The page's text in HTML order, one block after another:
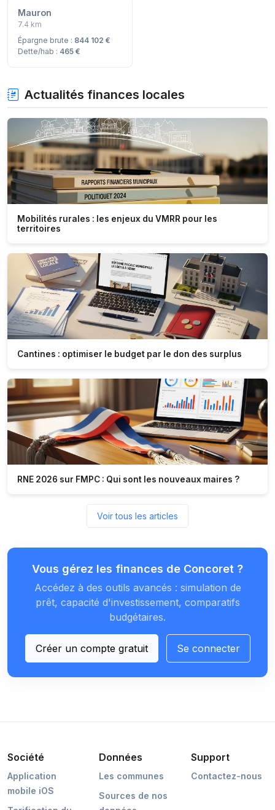
Mauron
7.4 km
Épargne brute : 844 102 €
Dette/hab : 465 €
Actualités finances locales
Mobilités rurales : les enjeux du VMRR pour les
territoires
Cantines : optimiser le budget par le don des surplus
RNE 2026 sur FMPC : Qui sont les nouveaux maires ?
Voir tous les articles
Vous gérez les finances de Concoret ?
Accédez à des outils avancés : simulation de
prêt, capacité d'investissement, comparatifs
budgétaires.
Créer un compte gratuit Se connecter
Société
Application
mobile iOS
Données
Les communes
Sources de nos
Support
Contactez-nous